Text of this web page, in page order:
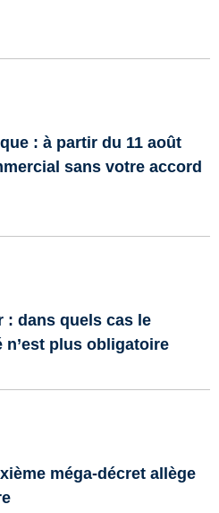
: à partir du 11 août
sans votre accord
: dans quels cas le
plus obligatoire
méga-décret allège